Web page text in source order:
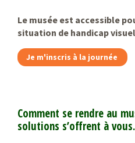
Le musée est accessible
situation de handicap
Je m'inscris à la journée
Comment se rendre au
solutions s’offrent à